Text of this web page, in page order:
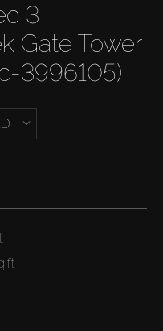
3
Gate Tower
3996105)